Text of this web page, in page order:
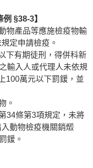
§38-3】
物產品等應施檢疫物輸
定申請檢疫。
下有期徒刑，得併科新
輸入人或代理人未依規
100萬元以下罰鍰，並
。
34條第3項規定，未將
動物檢疫機關銷燬
鍰。